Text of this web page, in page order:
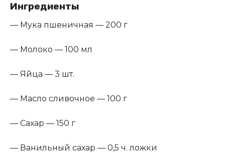
Ингредиенты
— Мука пшеничная — 200 г
— Молоко — 100 мл
— Яйца — 3 шт.
— Масло сливочное — 100 г
— Сахар — 150 г
— Ванильный сахар — 0,5 ч. ложки